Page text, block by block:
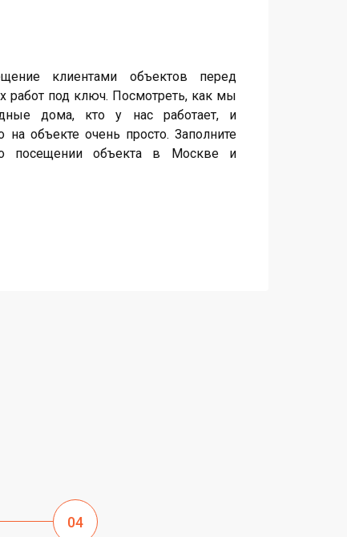
клиентами объектов перед
под ключ. Посмотреть, как мы
дома, кто у нас работает, и
объекте очень просто. Заполните
посещении объекта в Москве и
04